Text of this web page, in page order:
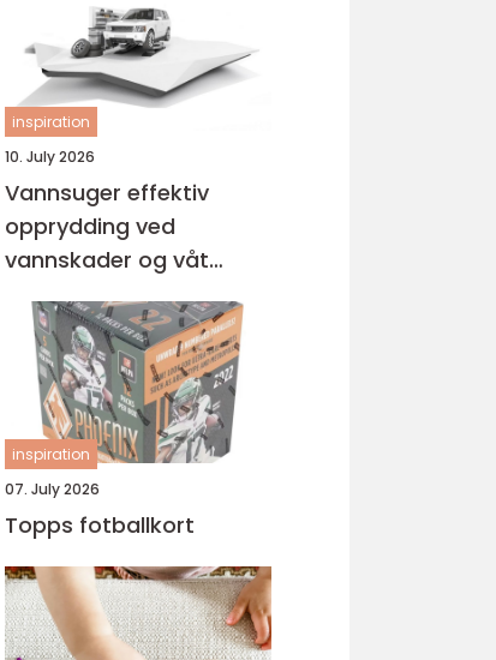
inspiration
10. July 2026
Vannsuger effektiv
opprydding ved
vannskader og våt
rengjøring
inspiration
07. July 2026
Topps fotballkort